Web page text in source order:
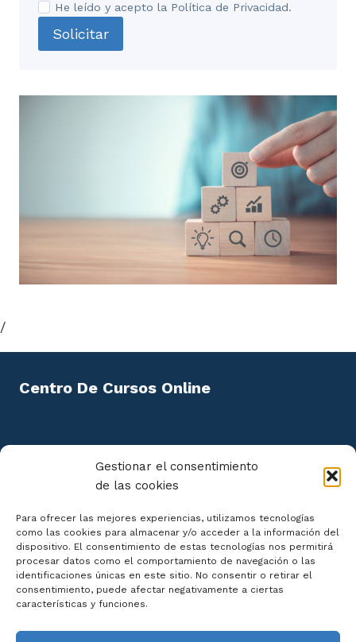
Gestionar el consentimiento
de las cookies
Para ofrecer las mejores experiencias, utilizamos tecnologías
como las cookies para almacenar y/o acceder a la información del
dispositivo. El consentimiento de estas tecnologías nos permitirá
procesar datos como el comportamiento de navegación o las
identificaciones únicas en este sitio. No consentir o retirar el
consentimiento, puede afectar negativamente a ciertas
características y funciones.
He leído y acepto la Política de Privacidad.
Solicitar
/
Centro De Cursos Online
Política de privacidad
Aviso Legal
Política de cookies
Mapa del Sitio